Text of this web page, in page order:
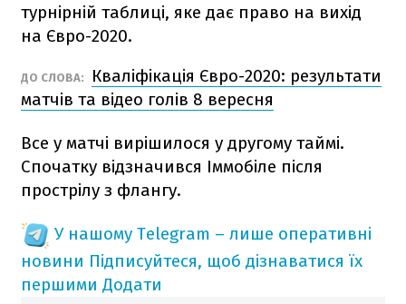
турнірній таблиці, яке дає право на вихід
на Євро-2020.
ДО СЛОВА:
Кваліфікація Євро-2020: результати
матчів та відео голів 8 вересня
Все у матчі вирішилося у другому таймі.
Спочатку відзначився Іммобіле після
прострілу з флангу.
У нашому Telegram – лише оперативні
новини Підписуйтеся, щоб дізнаватися їх
першими Додати